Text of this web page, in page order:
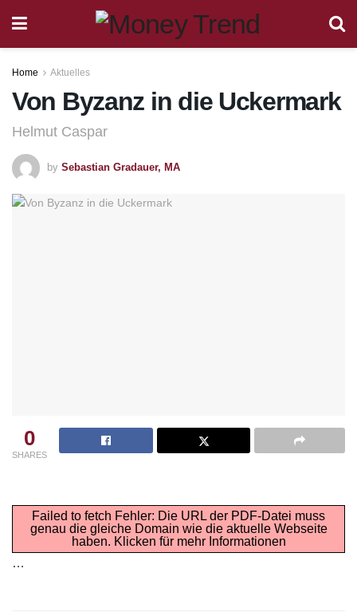
Home Aktuelles
Von Byzanz in die Uckermark
Helmut Caspar
by Sebastian Gradauer, MA
0
SHARES
Failed to fetch Fehler: Die URL der PDF-Datei muss
genau die gleiche Domain wie die aktuelle Webseite
haben. Klicken für mehr Informationen
…